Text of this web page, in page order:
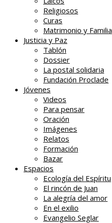
Religiosos
Curas
Matrimonio y Familia
Justicia y Paz
Tablón
Dossier
La postal solidaria
Fundación Proclade
Jóvenes
Videos
Para pensar
Oración
Imágenes
Relatos
Formación
Bazar
Espacios
Ecología del Espíritu
El rincón de Juan
La alegría del amor
En el exilio
Evangelio Seglar